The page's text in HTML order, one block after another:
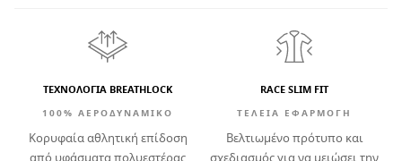
ΤΕΧΝΟΛΟΓΙΑ BREATHLOCK
100% ΑΕΡΟΔΥΝΑΜΙΚΟ
Κορυφαία αθλητική επίδοση
RACE SLIM FIT
ΤΕΛΕΙΑ ΕΦΑΡΜΟΓΗ
Βελτιωμένο πρότυπο και